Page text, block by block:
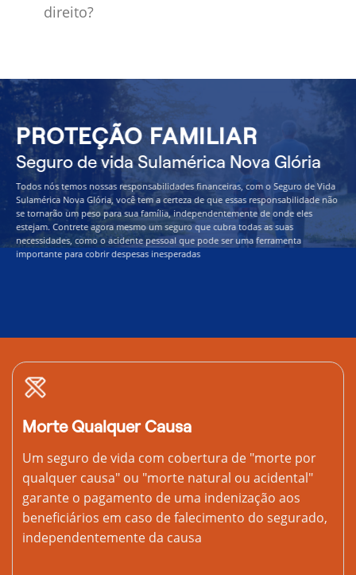
direito?
PROTEÇÃO FAMILIAR
Seguro de vida Sulamérica Nova Glória
Todos nós temos nossas responsabilidades financeiras, com o Seguro de Vida
Sulamérica Nova Glória, você tem a certeza de que essas responsabilidade não
se tornarão um peso para sua família, independentemente de onde eles
estejam. Contrete agora mesmo um seguro que cubra todas as suas
necessidades, como o acidente pessoal que pode ser uma ferramenta
importante para cobrir despesas inesperadas
Morte Qualquer Causa
Um seguro de vida com cobertura de "morte por
qualquer causa" ou "morte natural ou acidental"
garante o pagamento de uma indenização aos
beneficiários em caso de falecimento do segurado,
independentemente da causa